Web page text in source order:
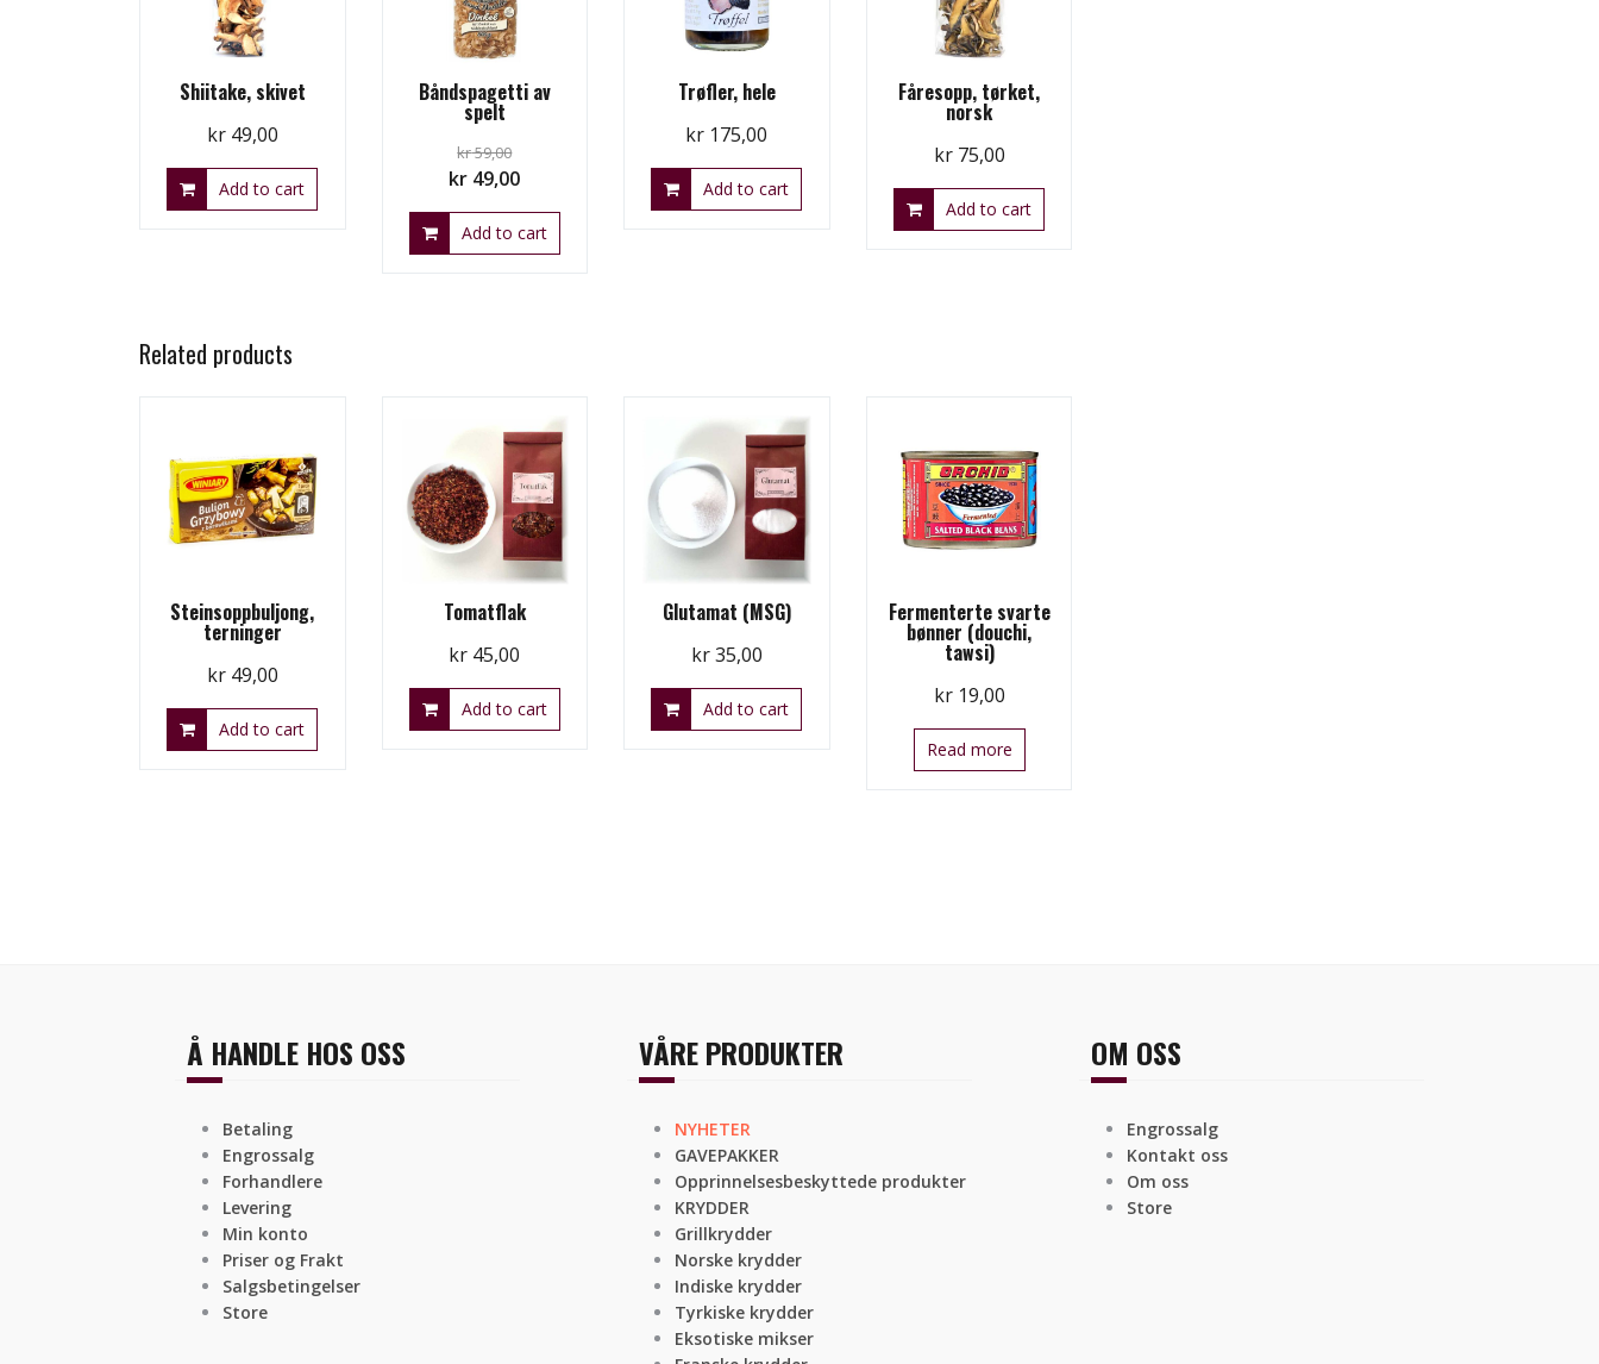
Shiitake, skivet
kr49,00
Add to cart
Båndspagetti av
spelt
kr59,00
Original
price
was:
kr 49,00Current
price
is:
Add to cart
Trøfler, hele
kr 175,00
Add to cart
Fåresopp, tørket,
norsk
kr75,00
Add to cart
Related products
Steinsoppbuljong,
terninger
kr49,00
Add to cart
Tomatflak
kr 45,00
Add to cart
Glutamat (MSG)
kr35,00
Add to cart
Fermenterte svarte
bønner (douchi,
tawsi)
kr19,00
Read more
Å HANDLE HOS OSS
Betaling
Engrossalg
Forhandlere
Levering
Min konto
Priser og Frakt
Salgsbetingelser
Store
VÅRE PRODUKTER
NYHETER
GAVEPAKKER
Opprinnelsesbeskyttede produkter
KRYDDER
Grillkrydder
Norske krydder
Indiske krydder
Tyrkiske krydder
Eksotiske mikser
OM OSS
Engrossalg
Kontakt oss
Om oss
Store